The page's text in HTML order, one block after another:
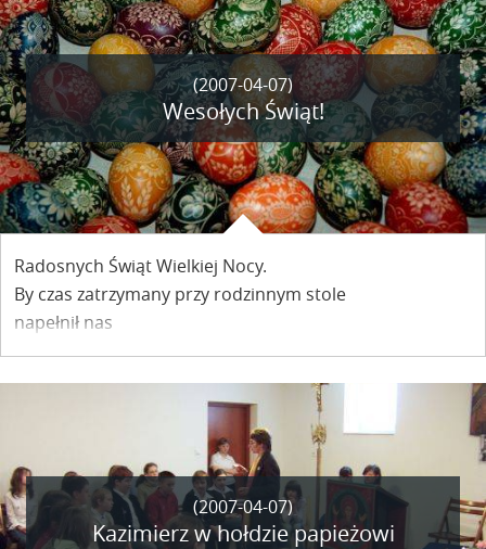
artysta Jarosław Janowski.
(2007-04-07)
Wesołych Świąt!
Radosnych Świąt Wielkiej Nocy.
By czas zatrzymany przy rodzinnym stole
napełnił nas
wiarą w sens życia
nadzieją na lepsze jutra
i miłością do ludzi nie tylko bliskich
życzy swoim Internautom
(2007-04-07)
Kazimierz w hołdzie papieżowi